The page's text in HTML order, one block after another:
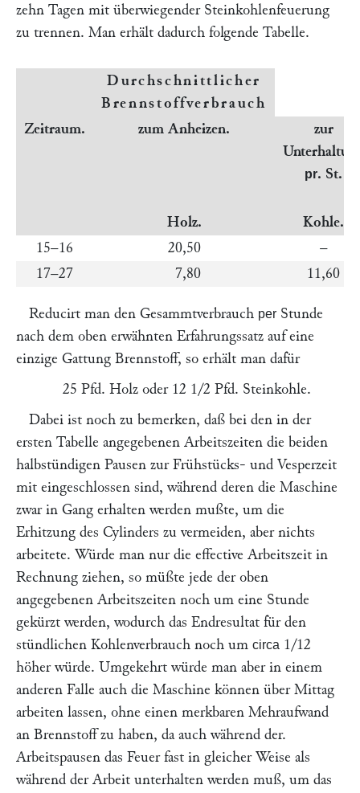
zehn Tagen mit überwiegender Steinkohlenfeuerung
zu trennen. Man erhält dadurch folgende Tabelle.
Durchschnittlicher
Brennstoffverbrauch
Zeitraum.
zum Anheizen.
zur
pr. St.
Holz.
Kohle.
15–16
20,50
–
17–27
7,80 11,60
Reducirt man den Gesammtverbrauch per Stunde
nach dem oben erwähnten Erfahrungssatz auf eine
einzige Gattung Brennstoff, so erhält man dafür
25 Pfd. Holz oder 12 1/2 Pfd. Steinkohle.
Dabei ist noch zu bemerken, daß bei den in der
ersten Tabelle angegebenen Arbeitszeiten die beiden
halbstündigen Pausen zur Frühstücks- und Vesperzeit
mit eingeschlossen sind, während deren die Maschine
zwar in Gang erhalten werden mußte, um die
Erhitzung des Cylinders zu vermeiden, aber nichts
arbeitete. Würde man nur die effective Arbeitszeit in
Rechnung ziehen, so müßte jede der oben
angegebenen Arbeitszeiten noch um eine Stunde
gekürzt werden, wodurch das Endresultat für den
stündlichen Kohlenverbrauch noch um circa 1/12
höher würde. Umgekehrt würde man aber in einem
anderen Falle auch die Maschine können über Mittag
arbeiten lassen, ohne einen merkbaren Mehraufwand
an Brennstoff zu haben, da auch während der.
Arbeitspausen das Feuer fast in gleicher Weise als
während der Arbeit unterhalten werden muß, um das